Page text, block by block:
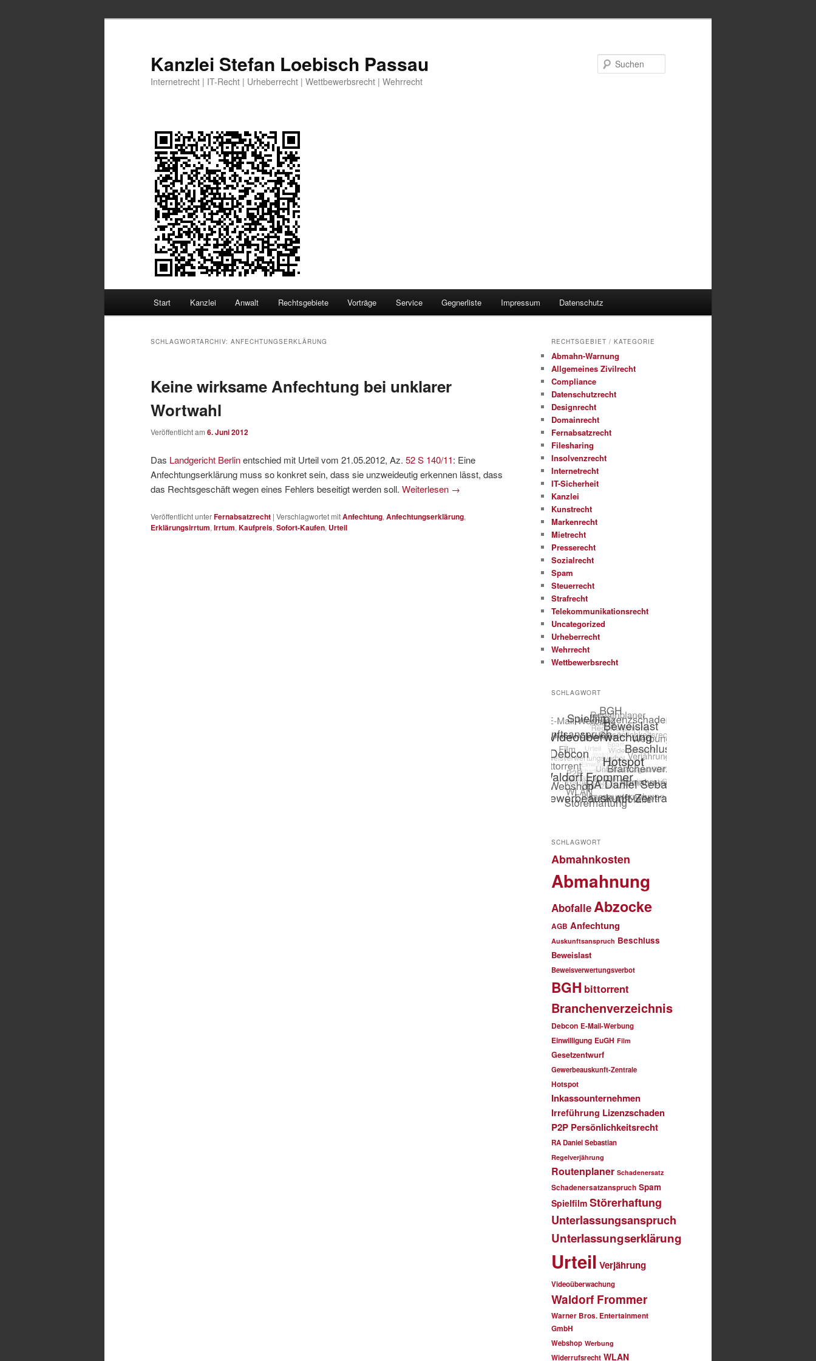
Kanzlei Stefan Loebisch Passau
Internetrecht | IT-Recht | Urheberrecht | Wettbewerbsrecht | Wehrrecht
Start Kanzlei Anwalt Rechtsgebiete Vorträge Service Gegnerliste Impressum Datenschutz
SCHLAGWORTARCHIV: ANFECHTUNGSERKLÄRUNG
Keine wirksame Anfechtung bei unklarer
Wortwahl
Veröffentlicht am 6. Juni 2012
Das Landgericht Berlinentschied mit Urteil vom 21.05.2012, Az. 52 S 140/11: Eine
Anfechtungserklärung muss so konkret sein, dass sie unzweideutig erkennen lässt, dass
das Rechtsgeschäft wegen eines Fehlers beseitigt werden soll. Weiterlesen →
Veröffentlicht unterFernabsatzrecht | Verschlagwortet mitAnfechtung, Anfechtungserklärung,
Erklärungsirrtum, Irrtum, Kaufpreis, Sofort-Kaufen, Urteil
RECHTSGEBIET / KATEGORIE
Abmahn-Warnung
Allgemeines Zivilrecht
Compliance
Datenschutzrecht
Designrecht
Domainrecht
Fernabsatzrecht
Filesharing
Insolvenzrecht
Internetrecht
IT-Sicherheit
Kanzlei
Kunstrecht
Markenrecht
Mietrecht
Presserecht
Sozialrecht
Spam
Steuerrecht
Strafrecht
Telekommunikationsrecht
Uncategorized
Urheberrecht
Wehrrecht
Wettbewerbsrecht
SCHLAGWORT
SCHLAGWORT
Abmahnkosten
Abmahnung
AbofalleAbzocke
AGB Anfechtung
Auskunftsanspruch Beschluss
Beweislast
Beweisverwertungsverbot
BGH bittorrent
Branchenverzeichnis
Debcon E-Mail-Werbung
Einwilligung EuGH Film
Gesetzentwurf
Gewerbeauskunft-Zentrale
Hotspot
Inkassounternehmen
Irreführung Lizenzschaden
P2P Persönlichkeitsrecht
RA Daniel Sebastian
Regelverjährung
Routenplaner Schadenersatz
Schadenersatzanspruch Spam
Spielfilm Störerhaftung
Unterlassungsanspruch
Unterlassungserklärung
Urteil Verjährung
Videoüberwachung
Waldorf Frommer
Warner Bros. Entertainment
GmbH
Webshop Werbung
Widerrufsrecht WLAN